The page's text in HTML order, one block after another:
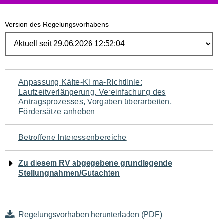
Version des Regelungsvorhabens
Navigation
für
den
Seiteninhalt
Anpassung Kälte-Klima-Richtlinie:
Laufzeitverlängerung, Vereinfachung des
Antragsprozesses, Vorgaben überarbeiten,
Fördersätze anheben
Betroffene Interessenbereiche
Zu diesem RV abgegebene grundlegende
Stellungnahmen/Gutachten
Regelungsvorhaben herunterladen (PDF)